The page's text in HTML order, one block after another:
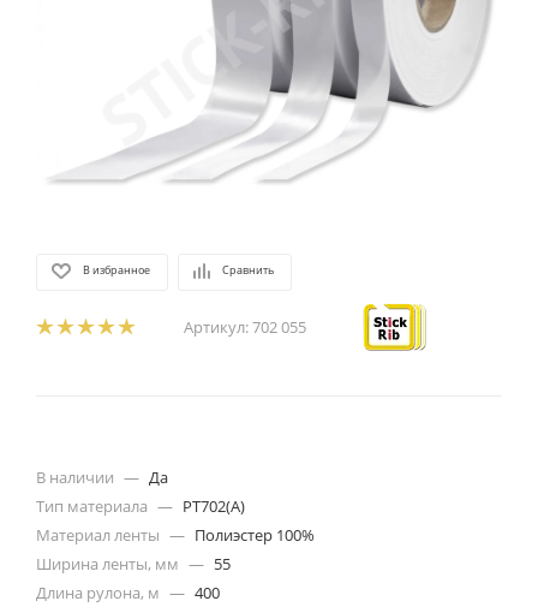
В избранное Сравнить
Артикул:702 055
В наличии — Да
Тип материала — PT702(A)
Материал ленты — Полиэстер 100%
Ширина ленты, мм — 55
Длина рулона, м — 400